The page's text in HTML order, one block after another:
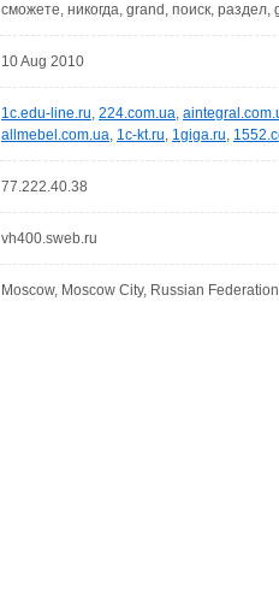
сможете, никогда, grand, поиск,
10 Aug 2010
1c.edu-line.ru, 224.com.ua,
allmebel.com.ua, 1c-kt.ru, 1giga.ru,
77.222.40.38
vh400.sweb.ru
Moscow, Moscow City, Russian